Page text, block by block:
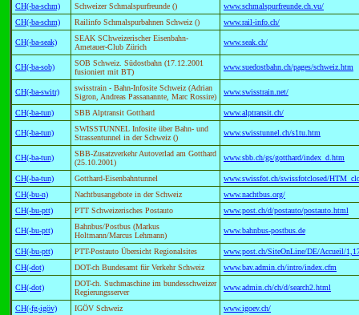
CH(-ba-schm)
Schweizer Schmalspurfreunde ()
www.schmalspurfreunde.ch.vu/
CH(-ba-schm)
Railinfo Schmalspurbahnen Schweiz () www.rail-info.ch/
CH(-ba-seak)
SEAK SChweizerischer Eisenbahn-
Ametauer-Club Zürich
www.seak.ch/
CH(-ba-sob)
SOB Schweiz. Südostbahn (17.12.2001
fusioniert mit BT)
www.suedostbahn.ch/pages/schweiz.htm
CH(-ba-switr)
swisstrain - Bahn-Infosite Schweiz (Adrian
Sigron, Andreas Passanannte, Marc Rossire)
www.swisstrain.net/
CH(-ba-tun) SBB Alptransit Gotthard www.alptransit.ch/
CH(-ba-tun)
SWISSTUNNEL Infosite über Bahn- und
Strassentunnel in der Schweiz ()
www.swisstunnel.ch/s1tu.htm
CH(-ba-tun)
SBB-Zusatzverkehr Autoverlad am Gotthard
(25.10.2001)
www.sbb.ch/gs/gotthard/index_d.htm
CH(-ba-tun) Gotthard-Eisenbahntunnel
www.swissfot.ch/swissfotclosed/
CH(-bu-n)
Nachtbusangebote in der Schweiz
www.nachtbus.org/
CH(-bu-ptt)
PTT Schweizerisches Postauto www.post.ch/d/postauto/postauto.html
CH(-bu-ptt)
Bahnbus/Postbus (Markus
Holtmann/Marcus Lehmann)
www.bahnbus-postbus.de
CH(-bu-ptt) PTT-Postauto Übersicht Regionalsites
www.post.ch/SiteOnLine/DE/Accueil/
CH(-dot)
DOT-ch Bundesamt für Verkehr Schweiz www.bav.admin.ch/intro/index.cfm
CH(-dot)
DOT-ch. Suchmaschine im bundesschweizer
Regierungsserver
www.admin.ch/ch/d/search2.html
CH(-fg-igöv) IGÖV Schweiz
www.igoev.ch/